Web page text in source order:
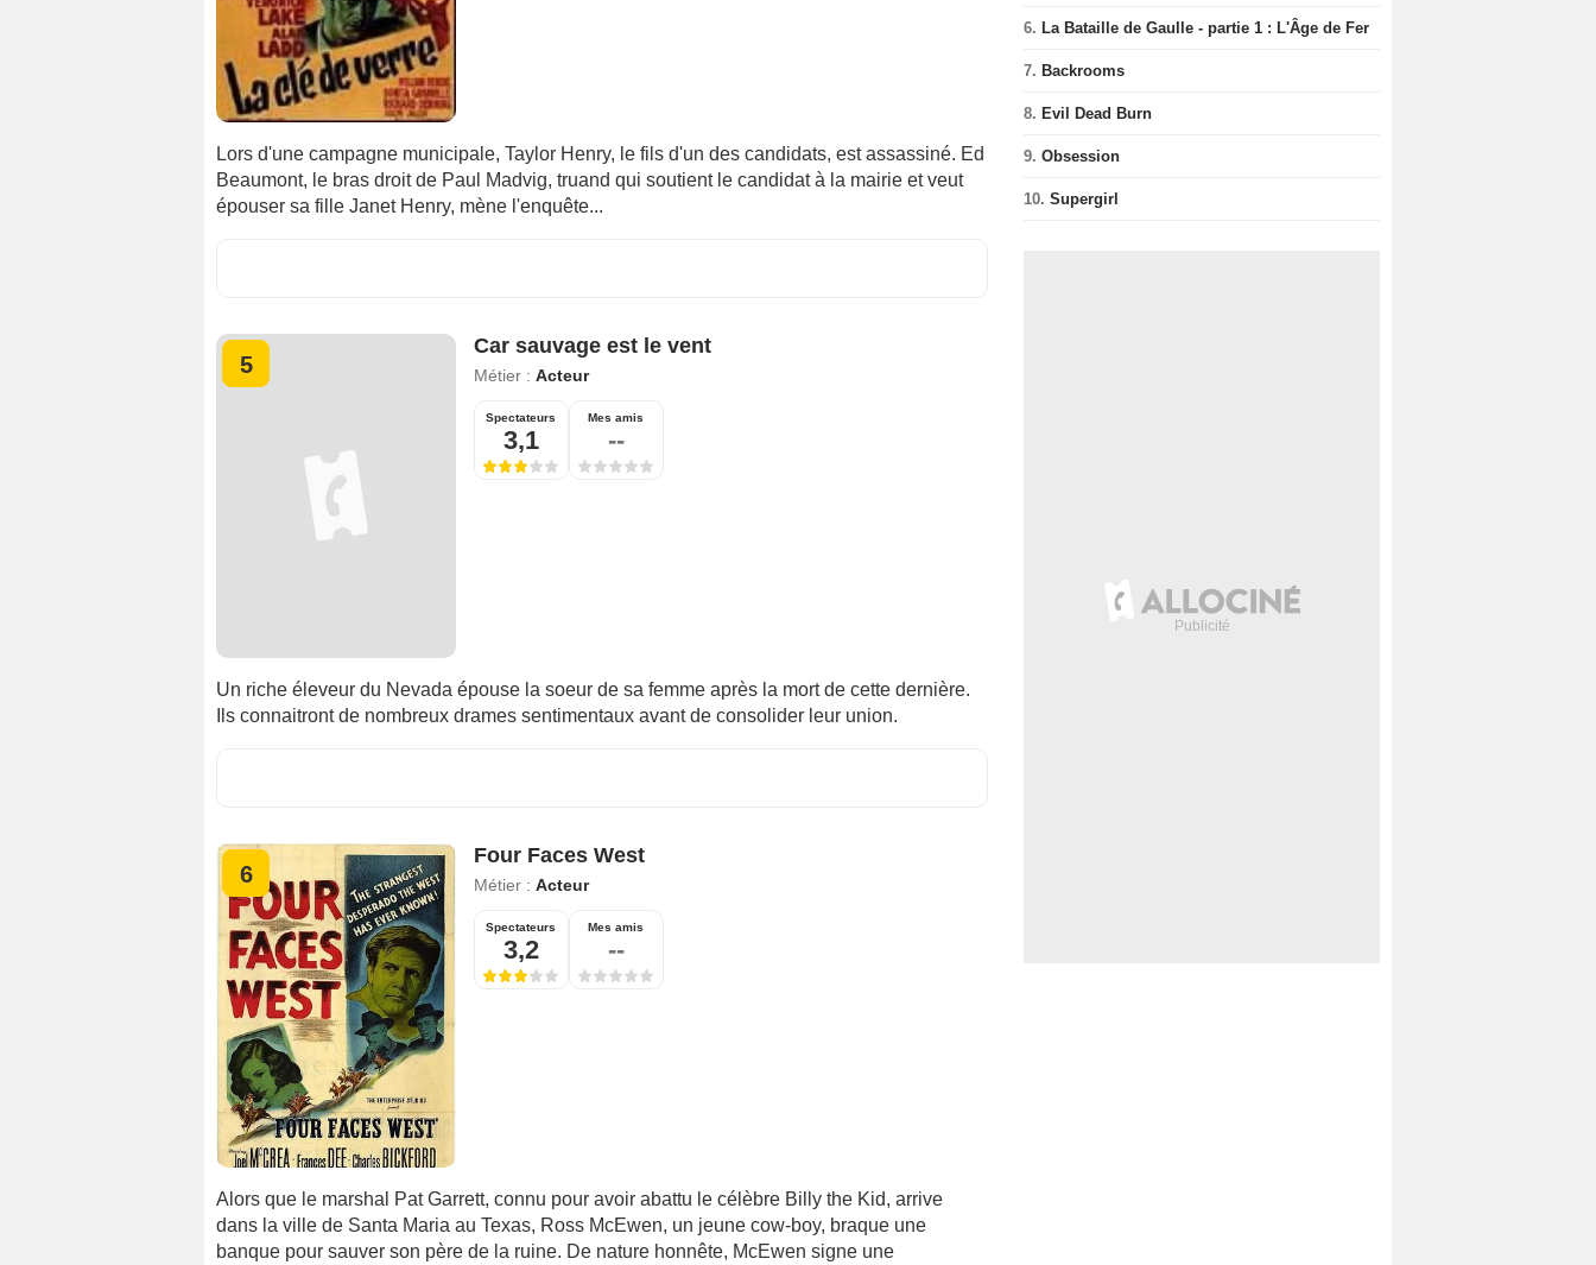
Lors d'une campagne municipale, Taylor Henry, le fils d'un des candidats, est assassiné. Ed
Beaumont, le bras droit de Paul Madvig, truand qui soutient le candidat à la mairie et veut
épouser sa fille Janet Henry, mène l'enquête...
5
Car sauvage est le vent
Métier : Acteur
Spectateurs
3,1
Mes amis
--
Un riche éleveur du Nevada épouse la soeur de sa femme après la mort de cette dernière.
Ils connaitront de nombreux drames sentimentaux avant de consolider leur union.
6
Four Faces West
Métier : Acteur
Spectateurs
3,2
Mes amis
--
Alors que le marshal Pat Garrett, connu pour avoir abattu le célèbre Billy the Kid, arrive
dans la ville de Santa Maria au Texas, Ross McEwen, un jeune cow-boy, braque une
banque pour sauver son père de la ruine. De nature honnête, McEwen signe une
6. La Bataille de Gaulle - partie 1 : L'Âge de Fer
7. Backrooms
8. Evil Dead Burn
9. Obsession
10. Supergirl